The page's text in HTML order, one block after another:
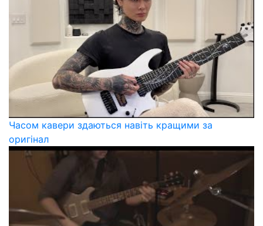
Часом кавери здаються навіть кращими за
оригінал